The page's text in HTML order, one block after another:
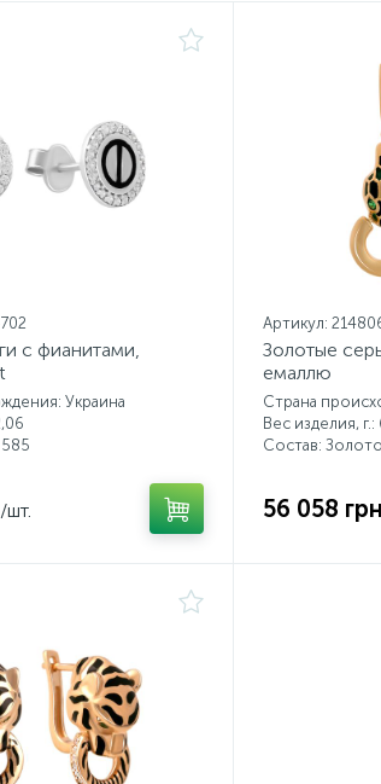
с фианитами,
Украина
/шт.
Артикул:
Золотые
емаллю
Страна
Вес изделия, г.:
Состав:
56 058 грн